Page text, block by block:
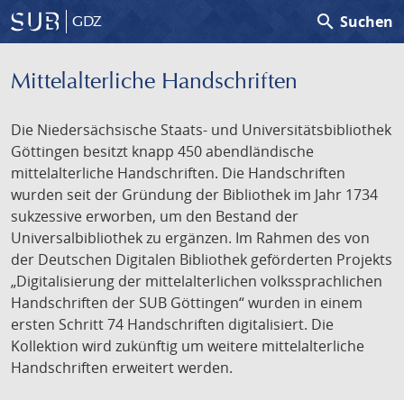
GDZ search Suchen
Mittelalterliche Handschriften
Die Niedersächsische Staats- und Universitätsbibliothek
Göttingen besitzt knapp 450 abendländische
mittelalterliche Handschriften. Die Handschriften
wurden seit der Gründung der Bibliothek im Jahr 1734
sukzessive erworben, um den Bestand der
Universalbibliothek zu ergänzen. Im Rahmen des von
der Deutschen Digitalen Bibliothek geförderten Projekts
„Digitalisierung der mittelalterlichen volkssprachlichen
Handschriften der SUB Göttingen“ wurden in einem
ersten Schritt 74 Handschriften digitalisiert. Die
Kollektion wird zukünftig um weitere mittelalterliche
Handschriften erweitert werden.